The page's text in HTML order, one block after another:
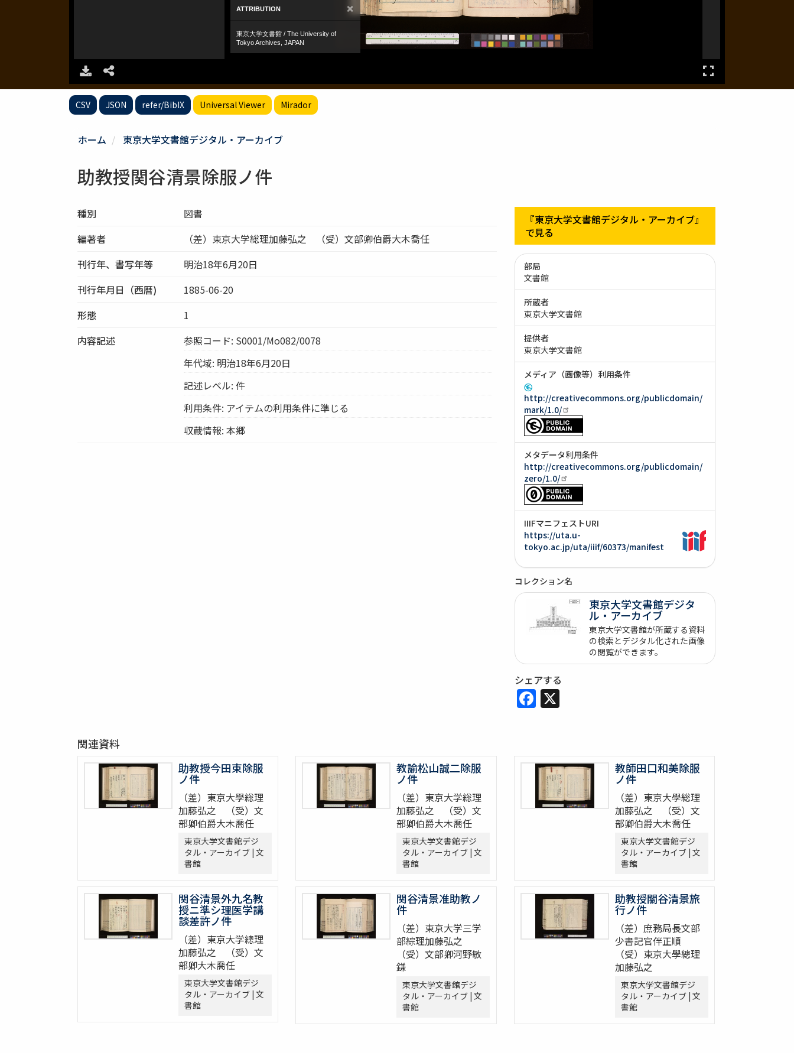
CSV JSON refer/BibIX Universal Viewer Mirador
ホーム 東京大学文書館デジタル・アーカイブ
助教授関谷清景除服ノ件
種別
図書
編著者
（差）東京大学総理加藤弘之 （受）文部卿伯爵大木喬任
刊行年、書写年等
明治18年6月20日
刊行年月日（西暦)
1885-06-20
形態
1
内容記述
参照コード: S0001/Mo082/0078
年代域: 明治18年6月20日
記述レベル: 件
利用条件: アイテムの利用条件に準じる
収蔵情報: 本郷
『東京大学文書館デジタル・アーカイブ』
で見る
部局
文書館
所蔵者
東京大学文書館
提供者
東京大学文書館
メディア（画像等）利用条件
http://creativecommons.org/publicdomain/
mark/1.0/
メタデータ利用条件
http://creativecommons.org/publicdomain/
zero/1.0/
IIIFマニフェストURI
https://uta.u-
tokyo.ac.jp/uta/iiif/60373/manifest
コレクション名
東京大学文書館デジタ
ル・アーカイブ
東京大学文書館が所蔵する資料
の検索とデジタル化された画像
の閲覧ができます。
シェアする
Facebook
X
関連資料
助教授今田束除服
ノ件
（差）東京大學総理
加藤弘之 （受）文
部卿伯爵大木喬任
東京大学文書館デジ
タル・アーカイブ | 文
書館
教諭松山誠二除服
ノ件
（差）東京大学総理
加藤弘之 （受）文
部卿伯爵大木喬任
東京大学文書館デジ
タル・アーカイブ | 文
書館
教師田口和美除服
ノ件
（差）東京大學総理
加藤弘之 （受）文
部卿伯爵大木喬任
東京大学文書館デジ
タル・アーカイブ | 文
書館
関谷清景外九名教
授ニ準シ理医学講
談差許ノ件
（差）東京大学總理
加藤弘之 （受）文
部卿大木喬任
東京大学文書館デジ
タル・アーカイブ | 文
書館
関谷清景准助教ノ
件
（差）東京大学三学
部綜理加藤弘之
（受）文部卿河野敏
鎌
東京大学文書館デジ
タル・アーカイブ | 文
書館
助教授關谷清景旅
行ノ件
（差）庶務局長文部
少書記官伴正順
（受）東京大學總理
加藤弘之
東京大学文書館デジ
タル・アーカイブ | 文
書館